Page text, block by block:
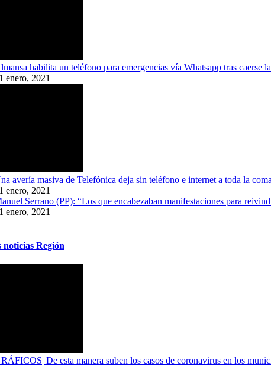
habilita un teléfono para emergencias vía Whatsapp tras caerse
enero, 2021
avería masiva de Telefónica deja sin teléfono e internet a toda la
enero, 2021
Serrano (PP): “Los que encabezaban manifestaciones para
enero, 2021
noticias Región
De esta manera suben los casos de coronavirus en los